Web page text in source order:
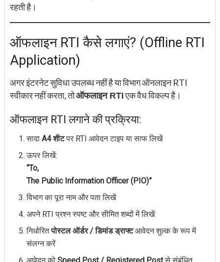
रहती है।
ऑफलाइन RTI कैसे लगाएं? (Offline RTI
Application)
अगर इंटरनेट सुविधा उपलब्ध नहीं है या विभाग ऑनलाइन RTI
स्वीकार नहीं करता, तोऑफलाइन RTIएक वैध विकल्प है।
ऑफलाइन RTI लगाने की प्रक्रिया:
सादाA4 शीटपर RTI आवेदन टाइप या साफ लिखें
ऊपर लिखें:
“To,
The Public Information Officer (PIO)”
विभाग का पूरा नाम और पता लिखें
अपने RTI प्रश्न स्पष्ट और सीमित शब्दों में लिखें
निर्धारितपोस्टल ऑर्डर / डिमांड ड्राफ्टआवेदन शुल्क के रूप में
संलग्न करें